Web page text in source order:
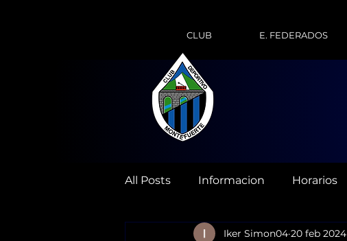
CLUB E. FEDERADOS
All Posts Informacion Horarios
Iker Simon04 20 feb 2024